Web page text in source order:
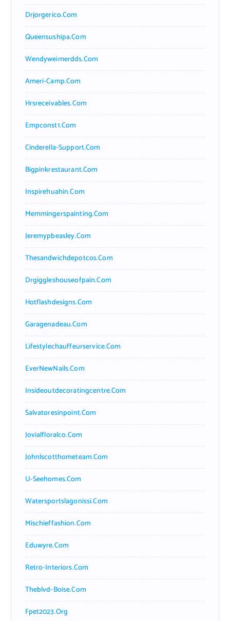
Drjorgerico.com
Queensushipa.com
Wendyweimerdds.com
Ameri-Camp.com
Hrsreceivables.com
Empconst1.com
Cinderella-Support.com
Bigpinkrestaurant.com
Inspirehuahin.com
Memmingerspainting.com
Jeremypbeasley.com
Thesandwichdepotcos.com
Drgiggleshouseofpain.com
Hotflashdesigns.com
Garagenadeau.com
Lifestylechauffeurservice.com
EverNewNails.com
Insideoutdecoratingcentre.com
Salvatoresinpoint.com
Jovialfloralco.com
Johnlscotthometeam.com
U-Seehomes.com
Watersportslagonissi.com
Mischieffashion.com
Eduwyre.com
Retro-Interiors.com
Theblvd-Boise.com
Fpet2023.org